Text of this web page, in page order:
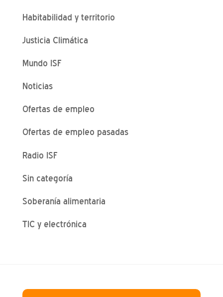
Habitabilidad y territorio
Justicia Climática
Mundo ISF
Noticias
Ofertas de empleo
Ofertas de empleo pasadas
Radio ISF
Sin categoría
Soberanía alimentaria
TIC y electrónica